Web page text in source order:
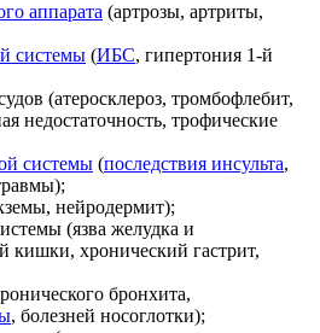
аппарата (артрозы, артриты,
системы (ИБС, гипертония 1-й
(атеросклероз, тромбофлебит,
недостаточность, трофические
системы (последствия инсульта,
нейродермит);
(язва желудка и
кишки, хронический гастрит,
бронхита,
, болезней носоглотки);